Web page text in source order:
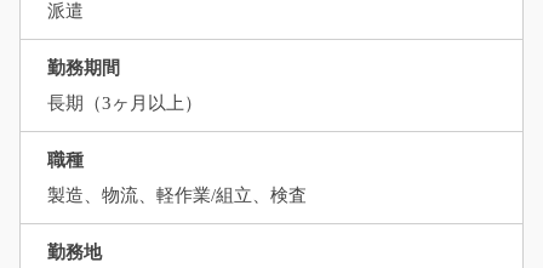
派遣
勤務期間
長期（3ヶ月以上）
職種
製造、物流、軽作業/組立、検査
勤務地